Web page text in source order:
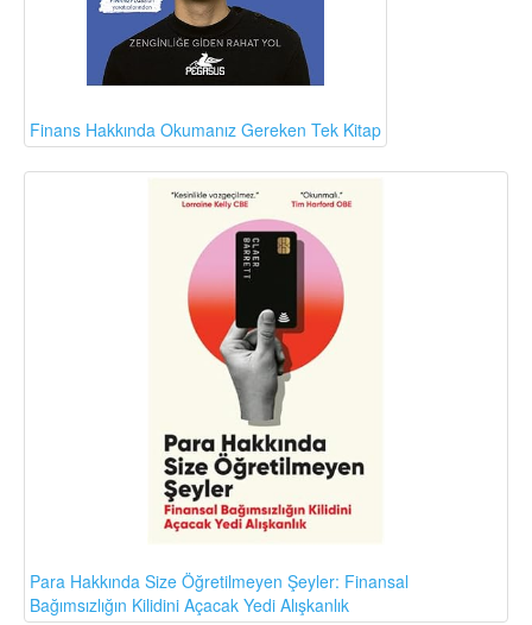
Finans Hakkında Okumanız Gereken Tek Kitap
Para Hakkında Size Öğretilmeyen Şeyler: Finansal
Bağımsızlığın Kilidini Açacak Yedi Alışkanlık